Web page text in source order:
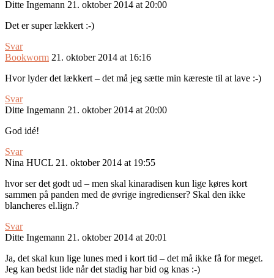
Ditte Ingemann 21. oktober 2014 at 20:00
Det er super lækkert :-)
Svar
Bookworm 21. oktober 2014 at 16:16
Hvor lyder det lækkert – det må jeg sætte min kæreste til at lave :-)
Svar
Ditte Ingemann 21. oktober 2014 at 20:00
God idé!
Svar
Nina HUCL 21. oktober 2014 at 19:55
hvor ser det godt ud – men skal kinaradisen kun lige køres kort
sammen på panden med de øvrige ingredienser? Skal den ikke
blancheres el.lign.?
Svar
Ditte Ingemann 21. oktober 2014 at 20:01
Ja, det skal kun lige lunes med i kort tid – det må ikke få for meget.
Jeg kan bedst lide når det stadig har bid og knas :-)